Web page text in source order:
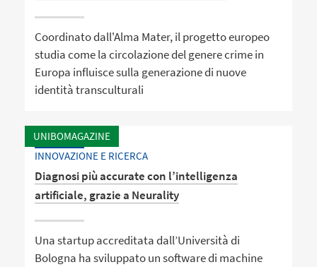
Coordinato dall'Alma Mater, il progetto europeo
studia come la circolazione del genere crime in
Europa influisce sulla generazione di nuove
identità transculturali
UNIBOMAGAZINE
INNOVAZIONE E RICERCA
Diagnosi più accurate con l’intelligenza
artificiale, grazie a Neurality
Una startup accreditata dall’Università di
Bologna ha sviluppato un software di machine